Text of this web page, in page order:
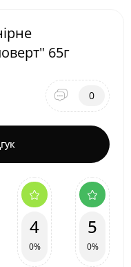
65г
0
4
0%
5
0%